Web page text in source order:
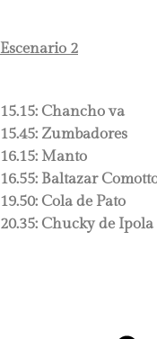
Escenario 2
15.15: Chancho va
15.45: Zumbadores
16.15: Manto
16.55: Baltazar
19.50: Cola de Pato
20.35: Chucky de Ipola